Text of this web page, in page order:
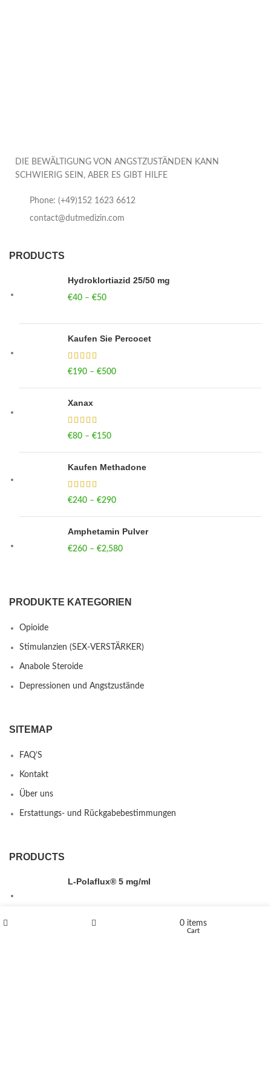
DIE BEWÄLTIGUNG VON ANGSTZUSTÄNDEN KANN
SCHWIERIG SEIN, ABER ES GIBT HILFE
Phone: (+49)152 1623 6612
contact@dutmedizin.com
PRODUCTS
Hydroklortiazid 25/50 mg
€40 – €50
Kaufen Sie Percocet
€190 – €500
Xanax
€80 – €150
Kaufen Methadone
€240 – €290
Amphetamin Pulver
€260 – €2,580
PRODUKTE KATEGORIEN
Opioide
Stimulanzien (SEX-VERSTÄRKER)
Anabole Steroide
Depressionen und Angstzustände
SITEMAP
FAQ’S
Kontakt
Über uns
Erstattungs- und Rückgabebestimmungen
PRODUCTS
L-Polaflux® 5 mg/ml
0 items
Cart